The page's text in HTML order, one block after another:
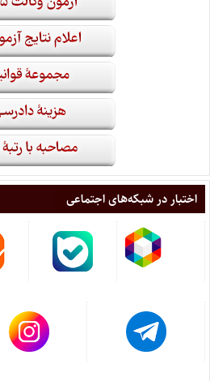
اختبار در شبکه‌های اجتماعی